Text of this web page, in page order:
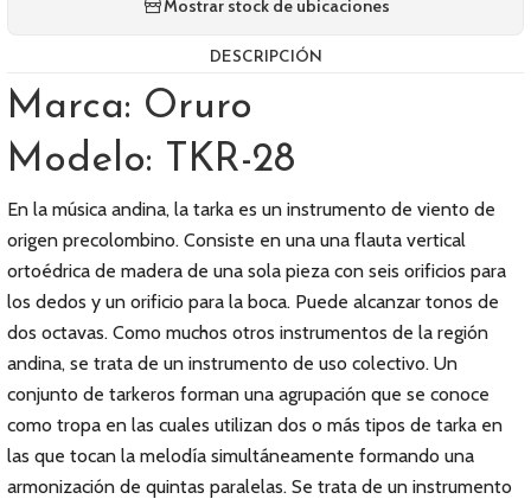
Mostrar stock de ubicaciones
DESCRIPCIÓN
Marca: Oruro
Modelo: TKR-28
En la música andina, la tarka es un instrumento de viento de
origen precolombino. Consiste en una una flauta vertical
ortoédrica de madera de una sola pieza con seis orificios para
los dedos y un orificio para la boca. Puede alcanzar tonos de
dos octavas. Como muchos otros instrumentos de la región
andina, se trata de un instrumento de uso colectivo. Un
conjunto de tarkeros forman una agrupación que se conoce
como tropa en las cuales utilizan dos o más tipos de tarka en
las que tocan la melodía simultáneamente formando una
armonización de quintas paralelas. Se trata de un instrumento